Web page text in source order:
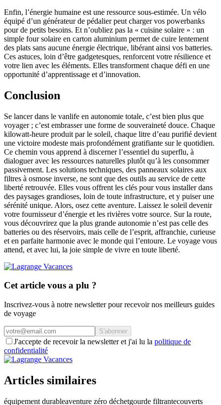
Enfin, l’énergie humaine est une ressource sous-estimée. Un vélo
équipé d’un générateur de pédalier peut charger vos powerbanks
pour de petits besoins. Et n’oubliez pas la « cuisine solaire » : un
simple four solaire en carton aluminium permet de cuire lentement
des plats sans aucune énergie électrique, libérant ainsi vos batteries.
Ces astuces, loin d’être gadgetesques, renforcent votre résilience et
votre lien avec les éléments. Elles transforment chaque défi en une
opportunité d’apprentissage et d’innovation.
Conclusion
Se lancer dans le vanlife en autonomie totale, c’est bien plus que
voyager ; c’est embrasser une forme de souveraineté douce. Chaque
kilowatt-heure produit par le soleil, chaque litre d’eau purifié devient
une victoire modeste mais profondément gratifiante sur le quotidien.
Ce chemin vous apprend à discerner l’essentiel du superflu, à
dialoguer avec les ressources naturelles plutôt qu’à les consommer
passivement. Les solutions techniques, des panneaux solaires aux
filtres à osmose inverse, ne sont que des outils au service de cette
liberté retrouvée. Elles vous offrent les clés pour vous installer dans
des paysages grandioses, loin de toute infrastructure, et y puiser une
sérénité unique. Alors, osez cette aventure. Laissez le soleil devenir
votre fournisseur d’énergie et les rivières votre source. Sur la route,
vous découvrirez que la plus grande autonomie n’est pas celle des
batteries ou des réservoirs, mais celle de l’esprit, affranchie, curieuse
et en parfaite harmonie avec le monde qui l’entoure. Le voyage vous
attend, et avec lui, la joie simple de vivre en toute liberté.
Cet article vous a plu ?
Inscrivez-vous à notre newsletter pour recevoir nos meilleurs guides
de voyage
S'abonner
J'accepte de recevoir la newsletter et j'ai lu la politique de
confidentialité
Articles similaires
équipement durableaventure zéro déchetgourde filtrantecouverts